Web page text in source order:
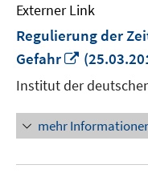
Externer Link
Regulierung der
Gefahr
In
neuem
Fenster
öffnen
Institut der
mehr